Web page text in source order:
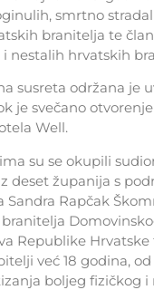
smrtno
branitelja te
nestalih hrvatskih
susreta održana je
je svečano
Well.
su se okupili
deset županija s
Sandra Rapčak
Republike
već 18 godina,
boljeg fizičkog